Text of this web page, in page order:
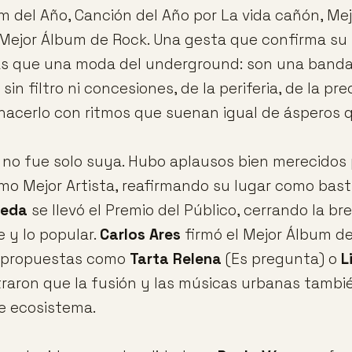
del Año, Canción del Año por La vida cañón,
Álbum de Rock. Una gesta que confirma
que una moda del underground: son una
sin filtro ni concesiones, de la periferia, de la
con ritmos que suenan igual de ásperos
fue solo suya. Hubo aplausos bien
Mejor Artista, reafirmando su lugar como
se llevó el Premio del Público, cerrando la
y lo popular. Carlos Ares firmó el Mejor Álbum
como Tarta Relena (Es pregunta) o
que la fusión y las músicas urbanas
ecosistema.